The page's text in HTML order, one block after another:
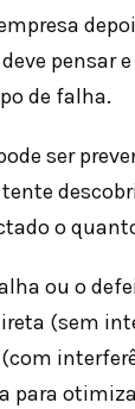
pensar
de falha.
ser
o
ou o
(sem
para